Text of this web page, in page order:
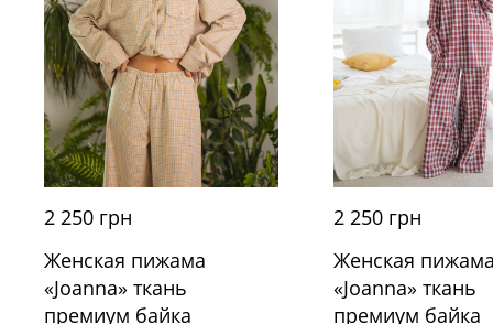
2 250 грн
Женская пижама
«Joanna» ткань
премиум байка
2 250 грн
Женская
«Joanna» ткань
премиум байка